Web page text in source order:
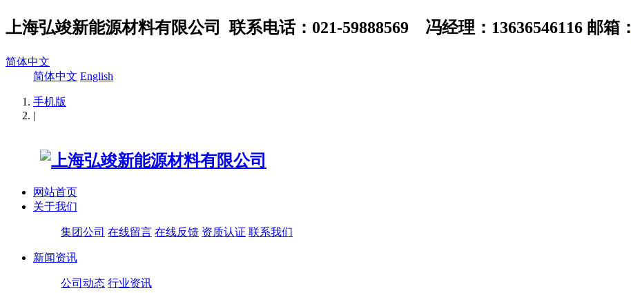
上海弘竣新能源材料有限公司 联系电话：021-59888569 冯经理：13636546116 邮箱：
简体中文
简体中文 English
手机版
|
网站首页
关于我们
集团公司 在线留言 在线反馈 资质认证 联系我们
新闻资讯
公司动态 行业资讯